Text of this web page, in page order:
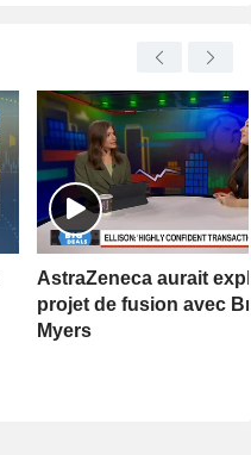
AstraZeneca aurait
projet de fusion avec
Myers